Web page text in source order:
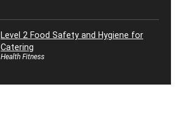
Level 2 Food Safety and Hygiene for
Catering
Health Fitness